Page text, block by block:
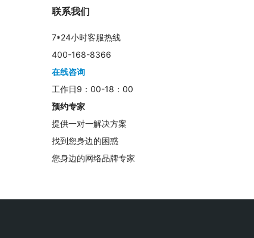
联系我们
7*24小时客服热线
400-168-8366
在线咨询
工作日9：00-18：00
预约专家
提供一对一解决方案
找到您身边的困惑
您身边的网络品牌专家